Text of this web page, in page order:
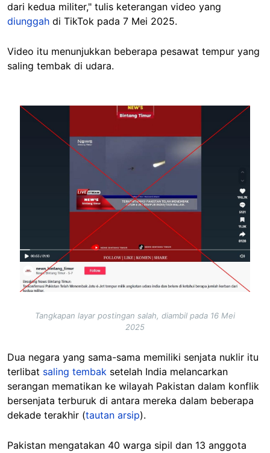
dari kedua militer," tulis keterangan video yang
diunggah di TikTok pada 7 Mei 2025.
Video itu menunjukkan beberapa pesawat tempur yang
saling tembak di udara.
Image
Tangkapan layar postingan salah, diambil pada 16 Mei
2025
Dua negara yang sama-sama memiliki senjata nuklir itu
terlibat saling tembak setelah India melancarkan
serangan mematikan ke wilayah Pakistan dalam konflik
bersenjata terburuk di antara mereka dalam beberapa
dekade terakhir (tautan arsip).
Pakistan mengatakan 40 warga sipil dan 13 anggota